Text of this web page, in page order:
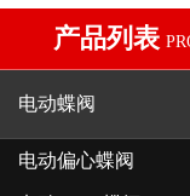
产品列表
电动蝶阀
电动偏心蝶阀